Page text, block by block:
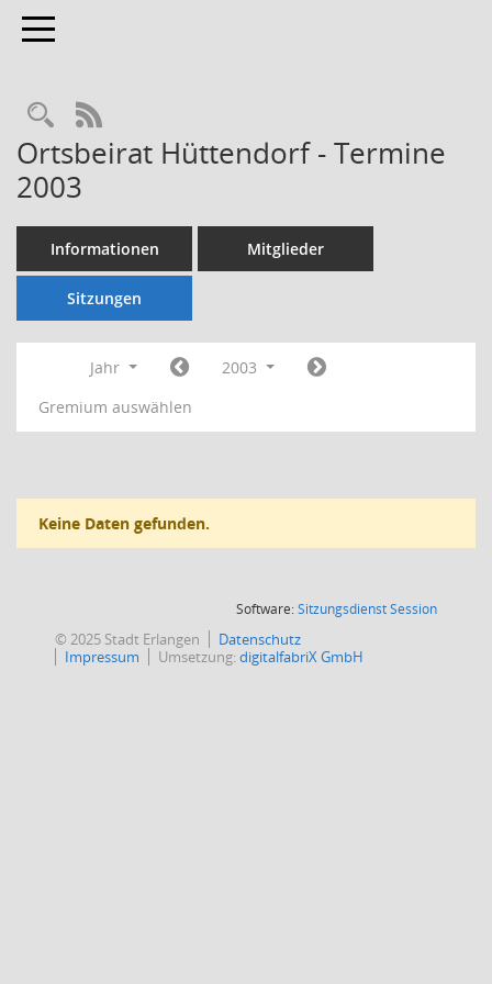
Toggle navigation
Rechercheauswahl
RSS-Feed
Ortsbeirat Hüttendorf - Termine
2003
Informationen Mitglieder
Sitzungen
Jahr
2003
Gremium auswählen
Keine Daten gefunden.
Software:SitzungsdienstSession(Wird in
© 2025 Stadt Erlangen
Datenschutz
Impressum
Umsetzung:digitalfabriX GmbH